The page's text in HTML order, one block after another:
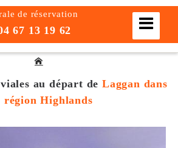
de réservation
67 13 19 62
au départ de Laggan dans
région Highlands